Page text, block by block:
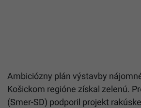
Ambiciózny plán výstavby
Košickom regióne získal zelenú.
(Smer-SD) podporil projekt